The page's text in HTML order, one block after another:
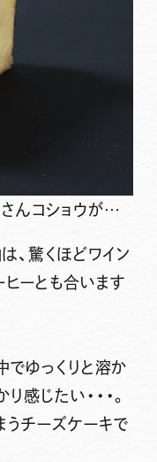
さんコショウが…
、驚くほどワイン
ヒーとも合います
でゆっくりと溶か
感じたい・・・。
うチーズケーキで